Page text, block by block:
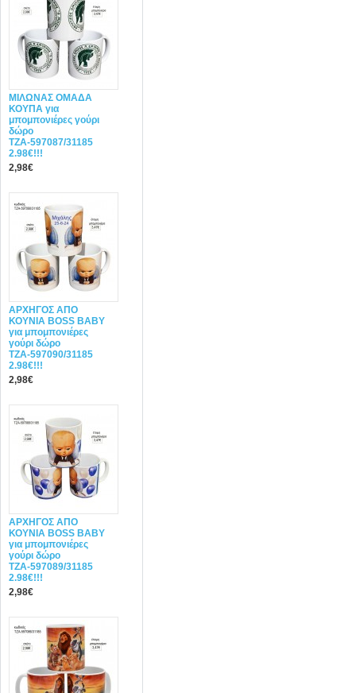
ΜΙΛΩΝΑΣ ΟΜΑΔΑ
ΚΟΥΠΑ για
μπομπονιέρες γούρι
δώρο
ΤΖΑ-597087/31185
2.98€!!!
2,98€
ΑΡΧΗΓΟΣ ΑΠΟ
ΚΟΥΝΙΑ BOSS BABY
για μπομπονιέρες
γούρι δώρο
ΤΖΑ-597090/31185
2.98€!!!
2,98€
ΑΡΧΗΓΟΣ ΑΠΟ
ΚΟΥΝΙΑ BOSS BABY
για μπομπονιέρες
γούρι δώρο
ΤΖΑ-597089/31185
2.98€!!!
2,98€